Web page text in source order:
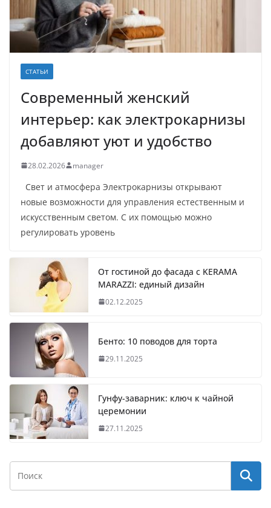
СТАТЬИ
Современный женский
интерьер: как электрокарнизы
добавляют уют и удобство
28.02.2026 manager
Свет и атмосфера Электрокарнизы открывают
новые возможности для управления естественным и
искусственным светом. С их помощью можно
регулировать уровень
От гостиной до фасада с KERAMA
MARAZZI: единый дизайн
02.12.2025
Бенто: 10 поводов для торта
29.11.2025
Гунфу-заварник: ключ к чайной
церемонии
27.11.2025